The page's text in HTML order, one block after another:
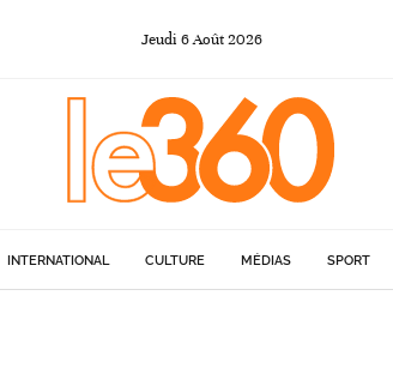
Jeudi 6Août 2026
INTERNATIONAL CULTURE MÉDIAS SPORT